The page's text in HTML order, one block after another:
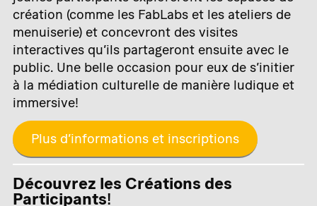
création (comme les FabLabs et les ateliers de
menuiserie) et concevront des visites
interactives qu’ils partageront ensuite avec le
public. Une belle occasion pour eux de s’initier
à la médiation culturelle de manière ludique et
immersive!
Plus d’informations et inscriptions
Découvrez les Créations des
Participants!